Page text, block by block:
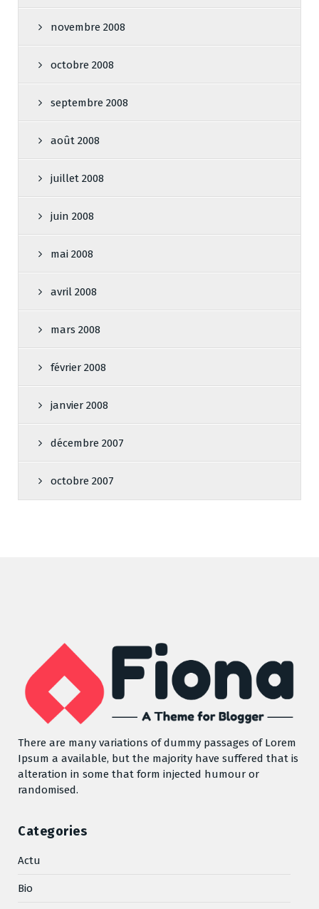
novembre 2008
octobre 2008
septembre 2008
août 2008
juillet 2008
juin 2008
mai 2008
avril 2008
mars 2008
février 2008
janvier 2008
décembre 2007
octobre 2007
There are many variations of dummy passages of Lorem
Ipsum a available, but the majority have suffered that is
alteration in some that form injected humour or
randomised.
Categories
Actu
Bio